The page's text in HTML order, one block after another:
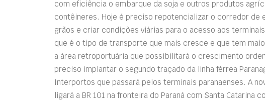
com eficiência o embarque da soja e outros produtos
contêineres. Hoje é preciso repotencializar o corredor de
grãos e criar condições viárias para o acesso aos
que é o tipo de transporte que mais cresce e que tem
a área retroportuária que possibilitará o crescimento
preciso implantar o segundo traçado da linha férrea
Interportos que passará pelos terminais paranaenses. A
ligará a BR 101 na fronteira do Paraná com Santa Catarina